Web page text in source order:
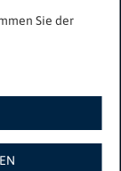
Sie der